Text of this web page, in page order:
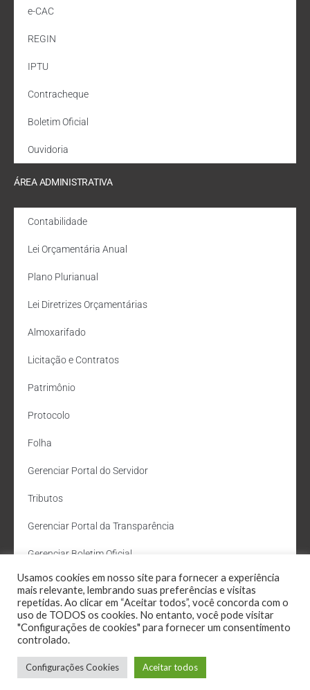
e-CAC
REGIN
IPTU
Contracheque
Boletim Oficial
Ouvidoria
ÁREA ADMINISTRATIVA
Contabilidade
Lei Orçamentária Anual
Plano Plurianual
Lei Diretrizes Orçamentárias
Almoxarifado
Licitação e Contratos
Patrimônio
Protocolo
Folha
Gerenciar Portal do Servidor
Tributos
Gerenciar Portal da Transparência
Gerenciar Boletim Oficial
Departamento de Água e Esgoto
Administração Site
Webmail
Usamos cookies em nosso site para fornecer a experiência
mais relevante, lembrando suas preferências e visitas
repetidas. Ao clicar em “Aceitar todos”, você concorda com o
uso de TODOS os cookies. No entanto, você pode visitar
"Configurações de cookies" para fornecer um consentimento
controlado.
Configurações Cookies Aceitar todos